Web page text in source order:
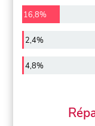
16,8%
2,4%
4,8%